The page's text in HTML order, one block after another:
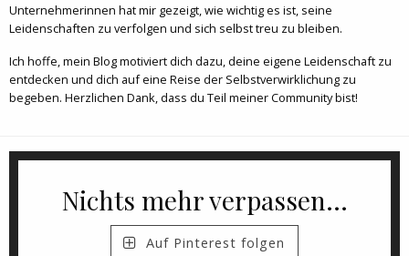
Unternehmerinnen hat mir gezeigt, wie wichtig es ist, seine
Leidenschaften zu verfolgen und sich selbst treu zu bleiben.
Ich hoffe, mein Blog motiviert dich dazu, deine eigene Leidenschaft zu
entdecken und dich auf eine Reise der Selbstverwirklichung zu
begeben. Herzlichen Dank, dass du Teil meiner Community bist!
Nichts mehr verpassen...
Auf Pinterest folgen